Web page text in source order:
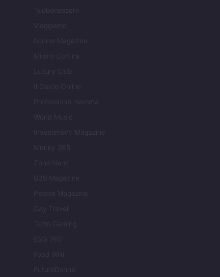
Tuobenessere
Viaggiamo
Nonne Magazine
Milano Cortina
Luxury Club
Il Calcio Online
Professione mamma
World Music
Investimenti Magazine
Money 365
Zona Nerd
B2B Magazine
People Magazine
Day Travel
Tutto Gaming
ESG 365
Food Wiki
FuturoDonna